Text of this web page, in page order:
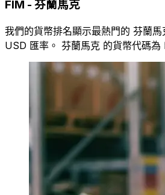
FIM - 芬蘭馬克
我們的貨幣排名顯示最熱門的 芬蘭
USD 匯率。 芬蘭馬克 的貨幣代碼為